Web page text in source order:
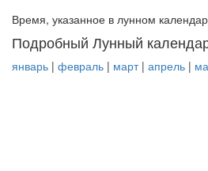
Время, указанное в лунном
Подробный Лунный
январь | февраль | март| апрель |